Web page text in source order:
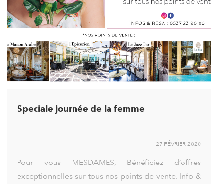
Speciale journée de la femme
27 FÉVRIER 2020
Pour vous MESDAMES, Bénéficiez d’offres
exceptionnelles sur tous nos points de vente. Info &